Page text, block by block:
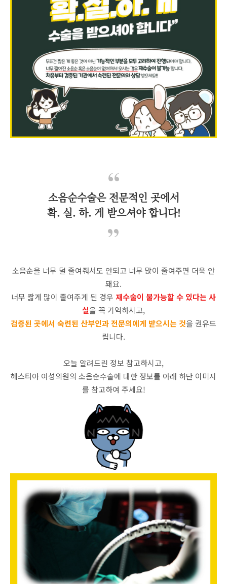
소음순수술은 전문적인 곳에서
확. 실. 하. 게 받으셔야 합니다!
소음순을 너무 덜 줄여줘서도 안되고 너무 많이 줄여주면 더욱 안
돼요.
너무 짧게 많이 줄여주게 된 경우 재수술이 불가능할 수 있다는 사
실을 꼭 기억하시고,
검증된 곳에서 숙련된 산부인과 전문의에게 받으시는 것을 권유드
립니다.
오늘 알려드린 정보 참고하시고,
헤스티아 여성의원의 소음순수술에 대한 정보를 아래 하단 이미지
를 참고하여 주세요!